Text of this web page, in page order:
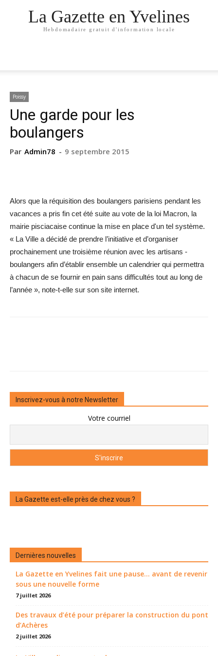
La Gazette en Yvelines
Hebdomadaire gratuit d'information locale
Poissy
Une garde pour les
boulangers
Par Admin78 - 9 septembre 2015
Alors que la réquisition des boulangers parisiens pendant les
vacances a pris fin cet été suite au vote de la loi Macron, la
mairie pisciacaise continue la mise en place d'un tel système.
« La Ville a décidé de prendre l’initiative et d’organiser
prochainement une troisième réunion avec les artisans ­
boulangers afin d’établir ensemble un calendrier qui permettra
à chacun de se fournir en pain sans difficultés tout au long de
l’année », note-t-elle sur son site internet.
Inscrivez-vous à notre Newsletter
Votre courriel
La Gazette est-elle près de chez vous ?
Dernières nouvelles
La Gazette en Yvelines fait une pause... avant de revenir
sous une nouvelle forme
7 juillet 2026
Des travaux d’été pour préparer la construction du pont
d’Achères
2 juillet 2026